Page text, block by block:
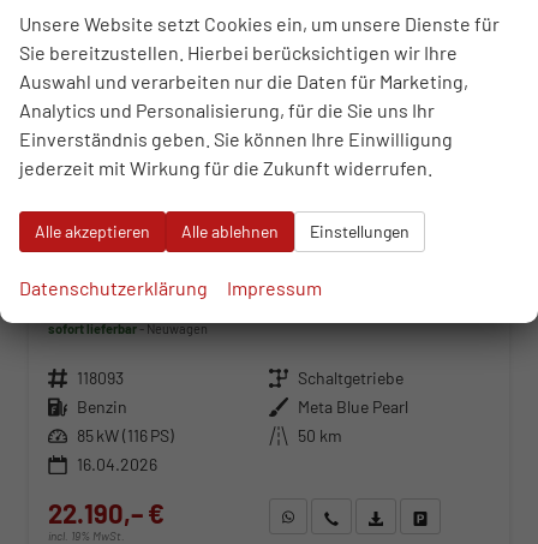
Hyundai i30 Kombi
Trend 1.0 T-GDi 6MT
sofort lieferbar Neuwagen
Fahrzeugnr. 118093 Getriebe Schaltgetriebe
Kraftstoff Benzin Außenfarbe Meta Blue Pearl
Leistung 85 kW (116 PS) Kilometerstand 50 km
16.04.2026
22.190,– €
incl. 19% MwSt.
WhatsApp anfragen
Wir rufen Sie anFahrzeugexposé (PDF)
Unsere Website setzt Cookies ein, um unsere Dienste für
Sie bereitzustellen. Hierbei berücksichtigen wir Ihre
Auswahl und verarbeiten nur die Daten für Marketing,
Analytics und Personalisierung, für die Sie uns Ihr
Einverständnis geben. Sie können Ihre Einwilligung
jederzeit mit Wirkung für die Zukunft widerrufen.
Alle akzeptieren Alle ablehnen Einstellungen
Datenschutzerklärung Impressum